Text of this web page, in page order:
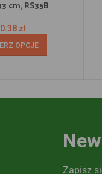
cm, RS35B
zł
OPCJE
Zapisz